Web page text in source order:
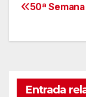
de
50ª
Entrada